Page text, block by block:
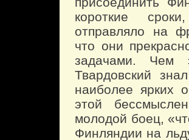
короткие
отправляло на
что они
задачами. Чем
Твардовский
наиболее ярких
этой
молодой боец,
Финляндии на